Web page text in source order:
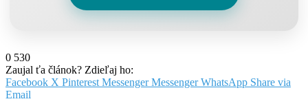
0 530
Zaujal ťa článok? Zdieľaj ho:
Facebook X Pinterest Messenger Messenger WhatsApp Share via
Email